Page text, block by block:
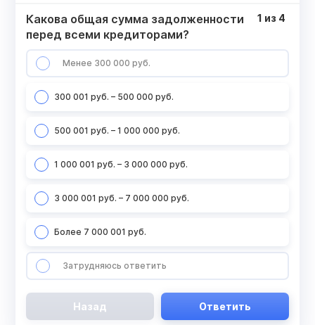
Какова общая сумма задолженности
перед всеми кредиторами?
Менее 300 000 руб.
300 001 руб. – 500 000 руб.
500 001 руб. – 1 000 000 руб.
1 000 001 руб. – 3 000 000 руб.
3 000 001 руб. – 7 000 000 руб.
Более 7 000 001 руб.
Затрудняюсь ответить
1 из 4
Назад Ответить